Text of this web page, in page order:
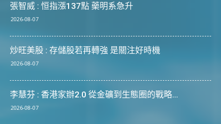
張智威 : 恒指漲137點 藥明系急升
2026-08-07
炒旺美股 : 存儲股若再轉強 是關注好時機
2026-08-07
李慧芬 : 香港家辦2.0 從金礦到生態圈的戰略...
2026-08-07